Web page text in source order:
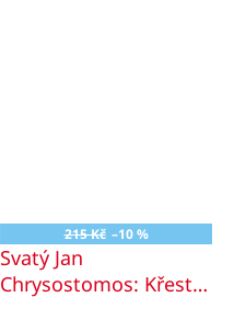
215 Kč –10 %
Svatý Jan
Chrysostomos: Křestní